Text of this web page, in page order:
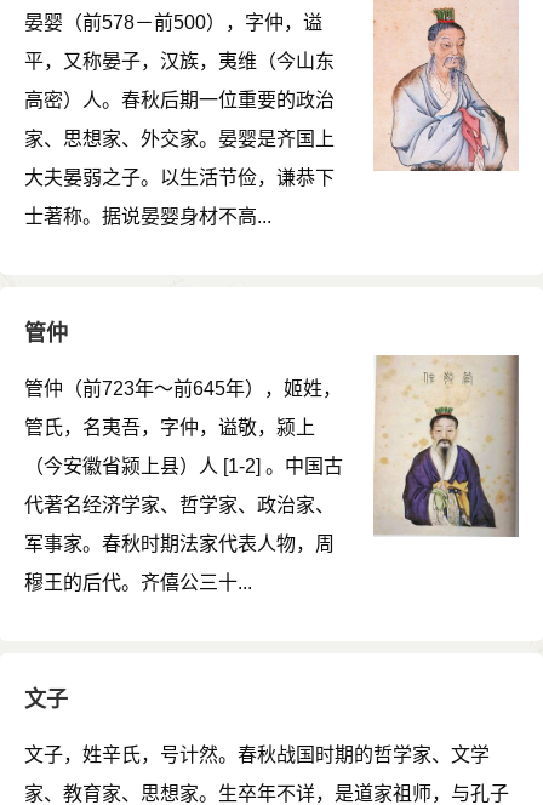
晏婴（前578－前500），字仲，谥
平，又称晏子，汉族，夷维（今山东
高密）人。春秋后期一位重要的政治
家、思想家、外交家。晏婴是齐国上
大夫晏弱之子。以生活节俭，谦恭下
士著称。据说晏婴身材不高...
管仲
管仲（前723年～前645年），姬姓，
管氏，名夷吾，字仲，谥敬，颍上
（今安徽省颍上县）人 [1-2] 。中国古
代著名经济学家、哲学家、政治家、
军事家。春秋时期法家代表人物，周
穆王的后代。齐僖公三十...
文子
文子，姓辛氏，号计然。春秋战国时期的哲学家、文学
家、教育家、思想家。生卒年不详，是道家祖师，与孔子